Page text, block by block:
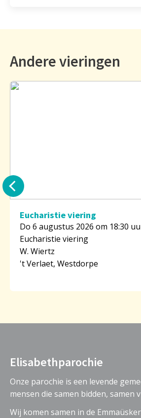
Andere vieringen
Eucharistie viering
Do 6 augustus 2026 om 18:30
Eucharistie viering
W. Wiertz
't Verlaet, Westdorpe
Elisabethparochie
Onze parochie is een levende
mensen die samen bidden, samen
Wij komen samen in de